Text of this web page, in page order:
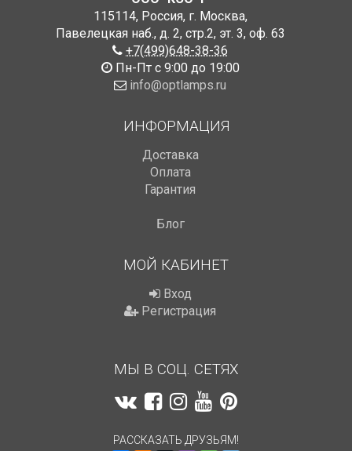
115114, Россия, г. Москва,
Павелецкая наб., д. 2, стр.2, эт. 3, оф. 63
+7(499)648-38-36
Пн-Пт с 9:00 до 19:00
info@optlamps.ru
ИНФОРМАЦИЯ
Доставка
Оплата
Гарантия
Блог
МОЙ КАБИНЕТ
Вход
Регистрация
МЫ В СОЦ. СЕТЯХ
РАССКАЗАТЬ ДРУЗЬЯМ!